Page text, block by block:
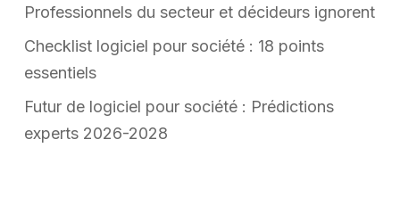
Professionnels du secteur et décideurs ignorent
Checklist logiciel pour société : 18 points
essentiels
Futur de logiciel pour société : Prédictions
experts 2026-2028